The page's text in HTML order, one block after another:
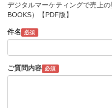
デジタルマーケティングで売上
BOOKS）【PDF版】
件名 必須
ご質問内容 必須